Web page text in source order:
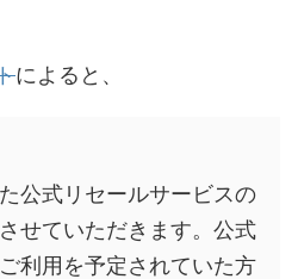
によると、
公式リセールサービスの
せていただきます。公式
利用を予定されていた方